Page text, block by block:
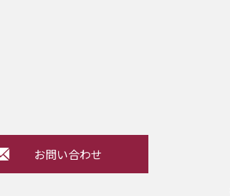
お問い合わせ